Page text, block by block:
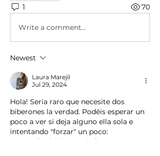
1 70
Write a comment...
Newest
Laura Marejil
Jul 29, 2024
Hola! Seria raro que necesite dos
biberones la verdad. Podéis esperar un
poco a ver si deja alguno ella sola e
intentando "forzar" un poco:
Dadle el biberón de forma